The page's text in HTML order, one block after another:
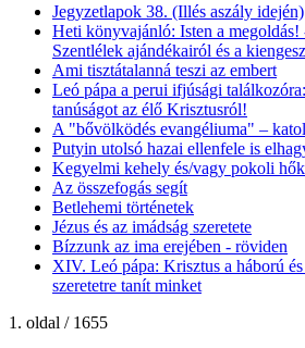
Jegyzetlapok 38. (Illés aszály idején)
Heti könyvajánló: Isten a megoldás!
Szentlélek ajándékairól és a
Ami tisztátalanná teszi az embert
Leó pápa a perui ifjúsági
tanúságot az élő Krisztusról!
A "bővölködés evangéliuma" –
Putyin utolsó hazai ellenfele is
Kegyelmi kehely és/vagy pokoli
Az összefogás segít
Betlehemi történetek
Jézus és az imádság szeretete
Bízzunk az ima erejében - röviden
XIV. Leó pápa: Krisztus a háború és
szeretetre tanít minket
1. oldal / 1655